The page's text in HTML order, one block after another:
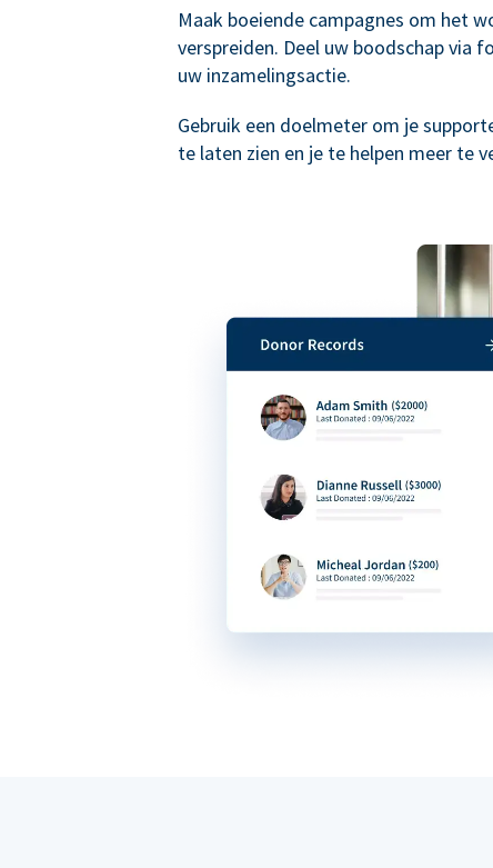
Maak boeiende campagnes om het
verspreiden. Deel uw boodschap via
uw inzamelingsactie.
Gebruik een doelmeter om je
te laten zien en je te helpen meer te